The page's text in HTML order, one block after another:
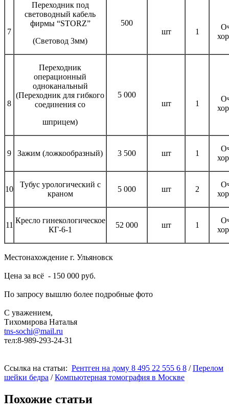
7
Переходник под
световодный кабель
фирмы “STORZ”
(Световод 3мм)
500
шт
1
8
Переходник
операционный
одноканальный
(Переходник для гибкого
соединения со
шприцем)
5 000
шт
1
9 Зажим (ложкообразный) 3 500 шт 1
10
Тубус урологический с
краном
5 000 шт 2
11
Кресло гинекологическое
КГ-6-1
52 000 шт 1
Местонахождение г. Ульяновск
Цена за всё - 150 000 руб.
По запросу вышлю более подробные фото
С уважением,
Тихомирова Наталья
tns-sochi@mail.ru
тел:8-989-293-24-31
Ссылка на статьи: Рентген на дому 8 495 22 555 6 8 /Перелом
шейки бедра /Компьютерная томография в Москве
Похожие статьи